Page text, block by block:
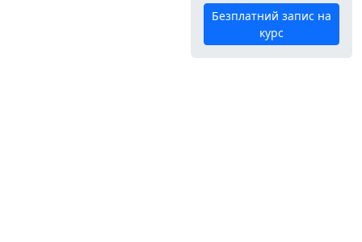
Безплатний запис на
курс